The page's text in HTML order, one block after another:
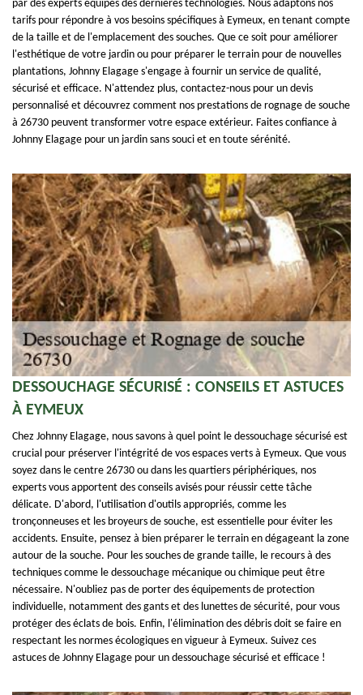
par des experts équipés des dernières technologies. Nous adaptons nos
tarifs pour répondre à vos besoins spécifiques à Eymeux, en tenant compte
de la taille et de l'emplacement des souches. Que ce soit pour améliorer
l'esthétique de votre jardin ou pour préparer le terrain pour de nouvelles
plantations, Johnny Elagage s'engage à fournir un service de qualité,
sécurisé et efficace. N'attendez plus, contactez-nous pour un devis
personnalisé et découvrez comment nos prestations de rognage de souche
à 26730 peuvent transformer votre espace extérieur. Faites confiance à
Johnny Elagage pour un jardin sans souci et en toute sérénité.
DESSOUCHAGE SÉCURISÉ : CONSEILS ET ASTUCES
À EYMEUX
Chez Johnny Elagage, nous savons à quel point le dessouchage sécurisé est
crucial pour préserver l'intégrité de vos espaces verts à Eymeux. Que vous
soyez dans le centre 26730 ou dans les quartiers périphériques, nos
experts vous apportent des conseils avisés pour réussir cette tâche
délicate. D'abord, l'utilisation d'outils appropriés, comme les
tronçonneuses et les broyeurs de souche, est essentielle pour éviter les
accidents. Ensuite, pensez à bien préparer le terrain en dégageant la zone
autour de la souche. Pour les souches de grande taille, le recours à des
techniques comme le dessouchage mécanique ou chimique peut être
nécessaire. N'oubliez pas de porter des équipements de protection
individuelle, notamment des gants et des lunettes de sécurité, pour vous
protéger des éclats de bois. Enfin, l'élimination des débris doit se faire en
respectant les normes écologiques en vigueur à Eymeux. Suivez ces
astuces de Johnny Elagage pour un dessouchage sécurisé et efficace !